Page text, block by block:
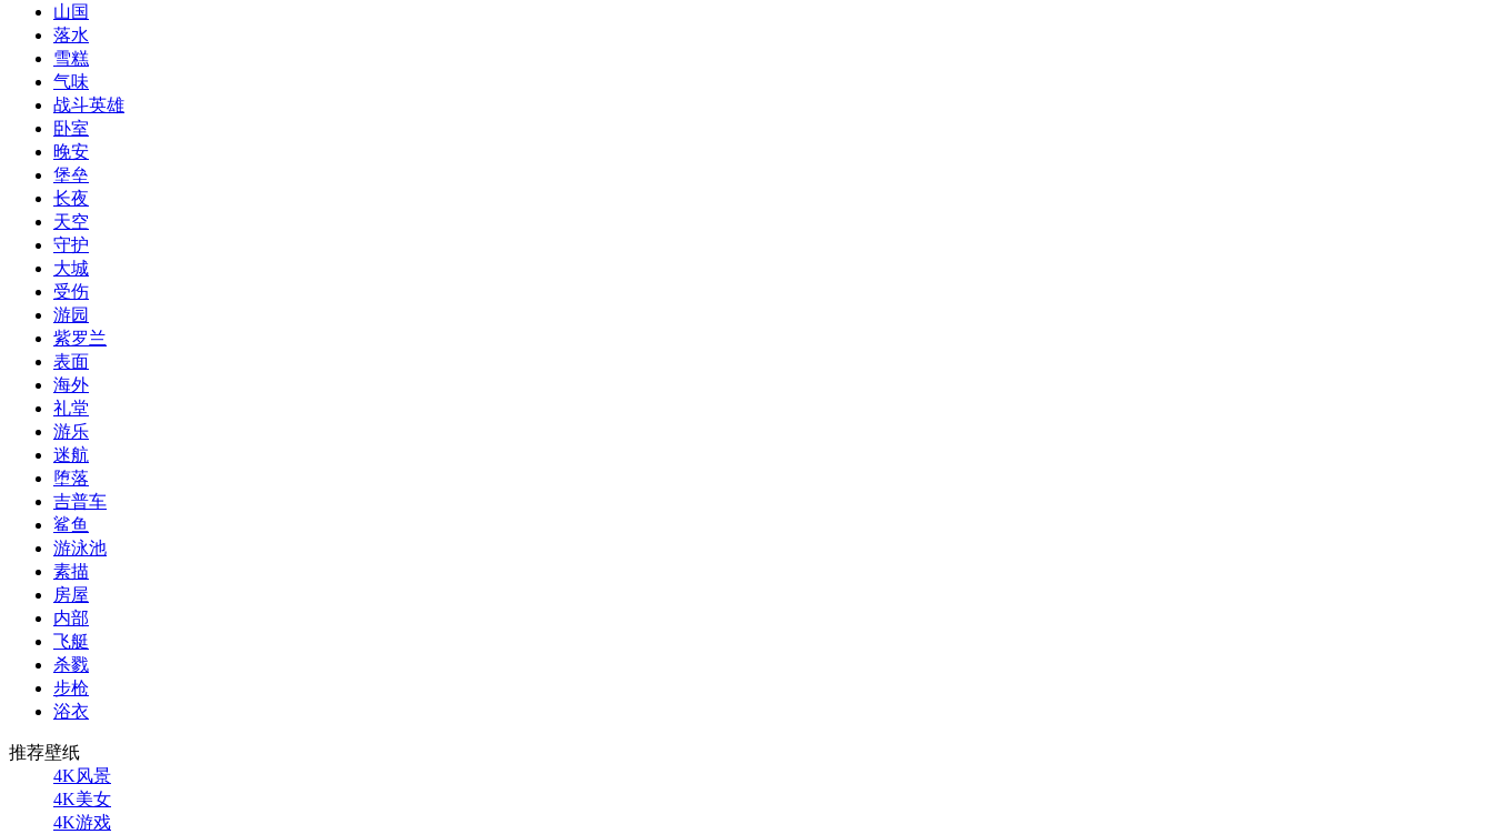
山国
落水
雪糕
气味
战斗英雄
卧室
晚安
堡垒
长夜
天空
守护
大城
受伤
游园
紫罗兰
表面
海外
礼堂
游乐
迷航
堕落
吉普车
鲨鱼
游泳池
素描
房屋
内部
飞艇
杀戮
步枪
浴衣
推荐壁纸
4K风景
4K美女
4K游戏